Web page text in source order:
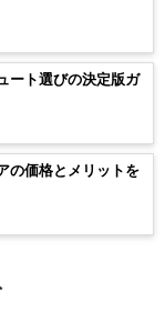
ート選びの決定版ガ
の価格とメリットを